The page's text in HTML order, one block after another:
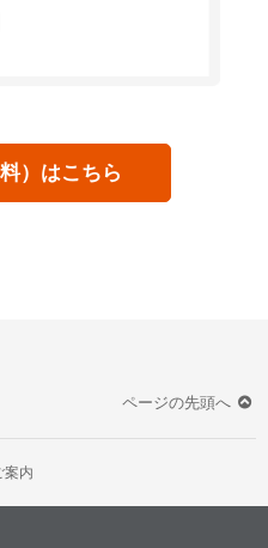
）はこちら
ページの先頭へ
案内